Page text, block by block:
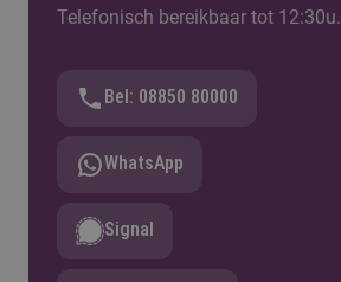
Telefonisch bereikbaar tot 12:30u.
Bel: 08850 80000
WhatsApp
Signal